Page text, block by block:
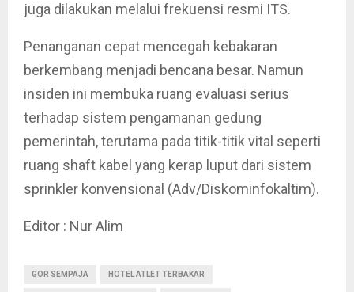
juga dilakukan melalui frekuensi resmi ITS.
Penanganan cepat mencegah kebakaran
berkembang menjadi bencana besar. Namun
insiden ini membuka ruang evaluasi serius
terhadap sistem pengamanan gedung
pemerintah, terutama pada titik-titik vital seperti
ruang shaft kabel yang kerap luput dari sistem
sprinkler konvensional (Adv/Diskominfokaltim).
Editor : Nur Alim
GOR SEMPAJA HOTEL ATLET TERBAKAR